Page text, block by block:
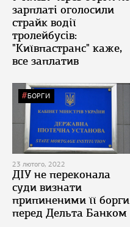
зарплаті оголосили
страйк водії
тролейбусів:
"Київпастранс" каже,
все заплатив
БОРГИ
23 лютого, 2022
ДІУ не переконала
суди визнати
припиненими її борги
перед Дельта Банком